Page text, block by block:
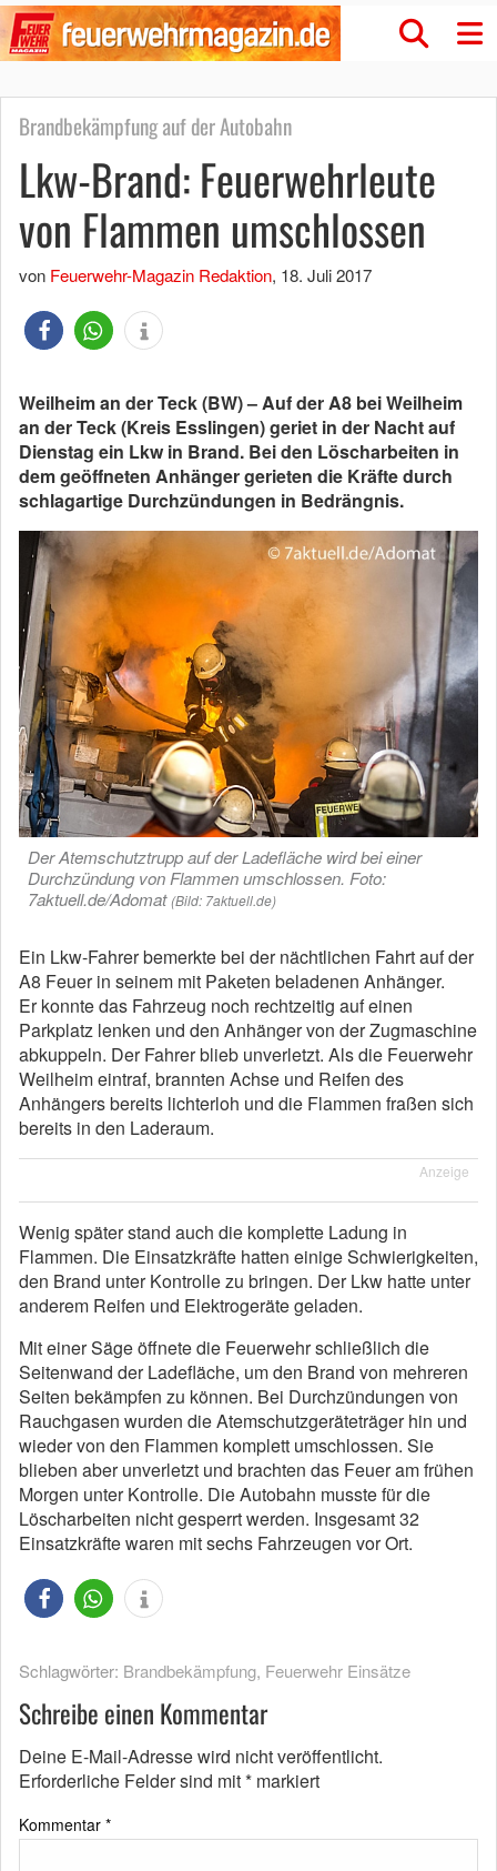
Brandbekämpfung auf der Autobahn
Lkw-Brand: Feuerwehrleute
von Flammen umschlossen
von Feuerwehr-Magazin Redaktion, 18. Juli 2017
Weilheim an der Teck (BW) – Auf der A8 bei Weilheim
an der Teck (Kreis Esslingen) geriet in der Nacht auf
Dienstag ein Lkw in Brand. Bei den Löscharbeiten in
dem geöffneten Anhänger gerieten die Kräfte durch
schlagartige Durchzündungen in Bedrängnis.
Der Atemschutztrupp auf der Ladefläche wird bei einer
Durchzündung von Flammen umschlossen. Foto:
7aktuell.de/Adomat (Bild: 7aktuell.de)
Ein Lkw-Fahrer bemerkte bei der nächtlichen Fahrt auf der
A8 Feuer in seinem mit Paketen beladenen Anhänger.
Er konnte das Fahrzeug noch rechtzeitig auf einen
Parkplatz lenken und den Anhänger von der Zugmaschine
abkuppeln. Der Fahrer blieb unverletzt. Als die Feuerwehr
Weilheim eintraf, brannten Achse und Reifen des
Anhängers bereits lichterloh und die Flammen fraßen sich
bereits in den Laderaum.
Anzeige
Wenig später stand auch die komplette Ladung in
Flammen. Die Einsatzkräfte hatten einige Schwierigkeiten,
den Brand unter Kontrolle zu bringen. Der Lkw hatte unter
anderem Reifen und Elektrogeräte geladen.
Mit einer Säge öffnete die Feuerwehr schließlich die
Seitenwand der Ladefläche, um den Brand von mehreren
Seiten bekämpfen zu können. Bei Durchzündungen von
Rauchgasen wurden die Atemschutzgeräteträger hin und
wieder von den Flammen komplett umschlossen. Sie
blieben aber unverletzt und brachten das Feuer am frühen
Morgen unter Kontrolle. Die Autobahn musste für die
Löscharbeiten nicht gesperrt werden. Insgesamt 32
Einsatzkräfte waren mit sechs Fahrzeugen vor Ort.
Schlagwörter: Brandbekämpfung, Feuerwehr Einsätze
Schreibe einen Kommentar
Deine E-Mail-Adresse wird nicht veröffentlicht.
Erforderliche Felder sind mit* markiert
Kommentar *